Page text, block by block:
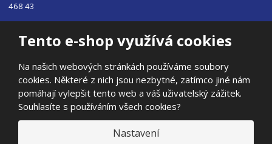
Tento e-shop využívá cookies
Na našich webových stránkách používáme soubory
cookies. Některé z nich jsou nezbytné, zatímco jiné nám
pomáhají vylepšit tento web a váš uživatelský zážitek.
Souhlasíte s používáním všech cookies?
Nastavení
468 43
Email:sales@detoa.cz
Ochrana osobních údajů